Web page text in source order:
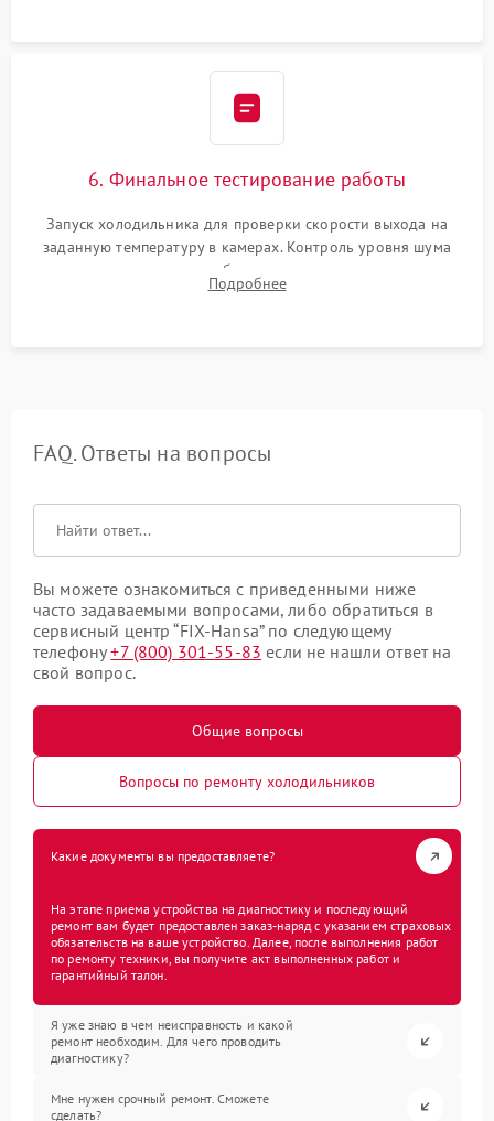
6. Финальное тестирование работы
Запуск холодильника для проверки скорости выхода на
заданную температуру в камерах. Контроль уровня шума
компрессора, отсутствия обмерзания стенок и корректного
срабатывания системы автоматической оттайки.
Подробнее
FAQ. Ответы на вопросы
Вы можете ознакомиться с приведенными ниже
часто задаваемыми вопросами, либо обратиться в
сервисный центр “FIX-Hansa” по следующему
телефону+7 (800) 301-55-83 если не нашли ответ на
свой вопрос.
Общие вопросы
Вопросы по ремонту холодильников
Какие документы вы предоставляете?
На этапе приема устройства на диагностику и последующий
ремонт вам будет предоставлен заказ-наряд с указанием страховых
обязательств на ваше устройство. Далее, после выполнения работ
по ремонту техники, вы получите акт выполненных работ и
гарантийный талон.
Я уже знаю в чем неисправность и какой
ремонт необходим. Для чего проводить
диагностику?
Мне нужен срочный ремонт. Сможете
сделать?